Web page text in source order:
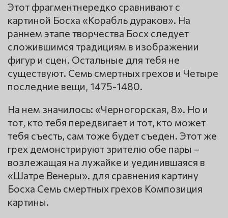
Этот фрагментнередко сравнивают с
картиной Босха «Корабль дураков». На
раннем этапе творчества Босх следует
сложившимся традициям в изображении
фигур и сцен. Остальные для тебя не
существуют. Семь смертных грехов и Четыре
последние вещи, 1475-1480.
На нем значилось: «Черногорская, 8». Но и
тот, кто тебя передвигает и тот, кто может
тебя съесть, сам тоже будет съеден. Этот же
грех демонстрируют зрителю обе пары –
возлежащая на лужайке и уединившаяся в
«Шатре Венеры». для сравнения картину
Босха Семь смертных грехов Композиция
картины.